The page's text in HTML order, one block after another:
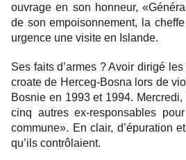
ouvrage en son honneur,
de son empoisonnement, la
urgence une visite en Islande.
Ses faits d’armes ? Avoir dirigé
croate de Herceg-Bosna lors de
Bosnie en 1993 et 1994.
cinq autres ex-responsables
commune». En clair, d’épuration
qu’ils contrôlaient.